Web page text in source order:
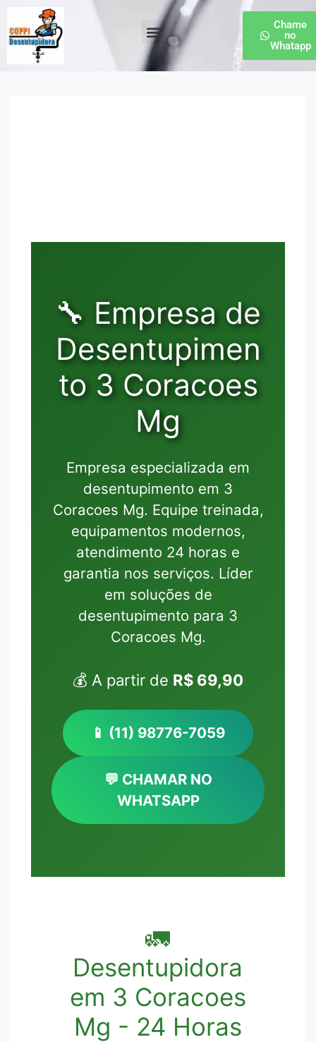
Chame
no
Whatapp
🔧 Empresa de
Desentupimen
to 3 Coracoes
Mg
Empresa especializada em
desentupimento em 3
Coracoes Mg. Equipe treinada,
equipamentos modernos,
atendimento 24 horas e
garantia nos serviços. Líder
em soluções de
desentupimento para 3
Coracoes Mg.
💰 A partir de R$ 69,90
📱 (11) 98776-7059
💬 CHAMAR NO
WHATSAPP
🚛
Desentupidora
em 3 Coracoes
Mg - 24 Horas